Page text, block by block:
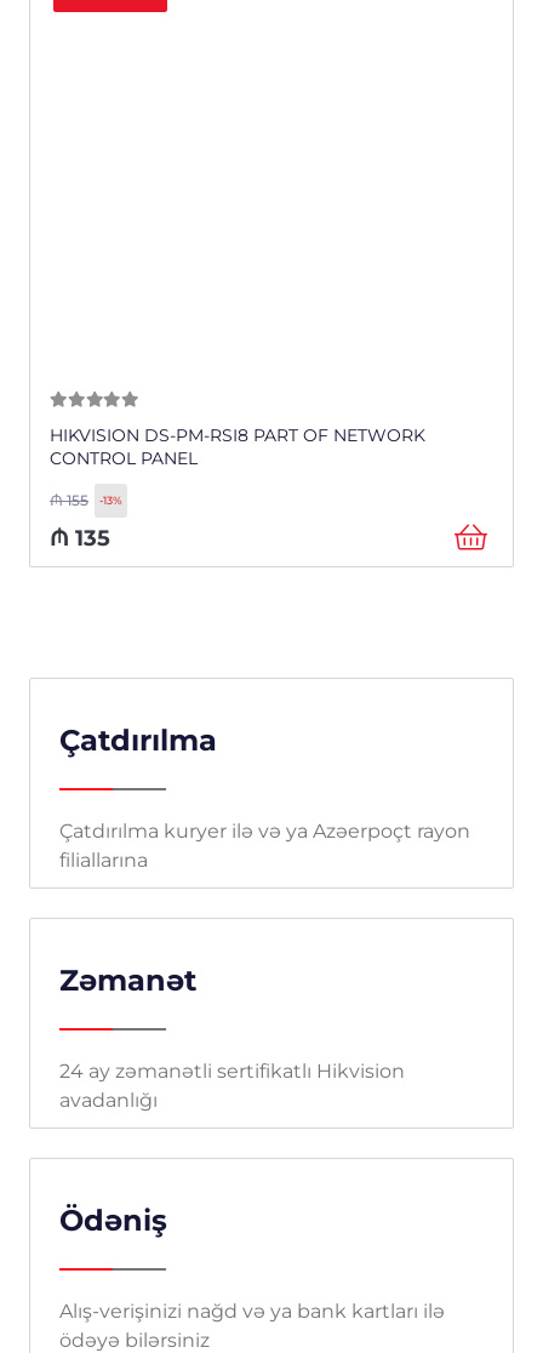
HIKVISION DS-PM-RSI8 PART OF NETWORK
CONTROL PANEL
₼155 -13%
₼ 135
Çatdırılma
Çatdırılma kuryer ilə və ya Azəerpoçt rayon
filiallarına
Zəmanət
24 ay zəmanətli sertifikatlı Hikvision
avadanlığı
Ödəniş
Alış-verişinizi nağd və ya bank kartları ilə
ödəyə bilərsiniz